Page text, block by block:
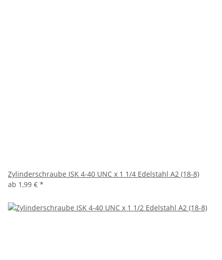
Zylinderschraube ISK 4-40 UNC x 1 1/4 Edelstahl A2 (18-8)
ab 1,99 € *